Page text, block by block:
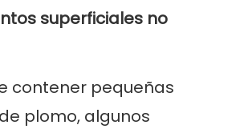
superficiales no
contener pequeñas
plomo, algunos